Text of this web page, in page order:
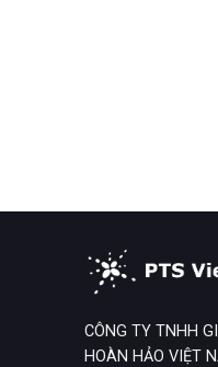
CÔNG TY TNHH
HOÀN HẢO VIỆT